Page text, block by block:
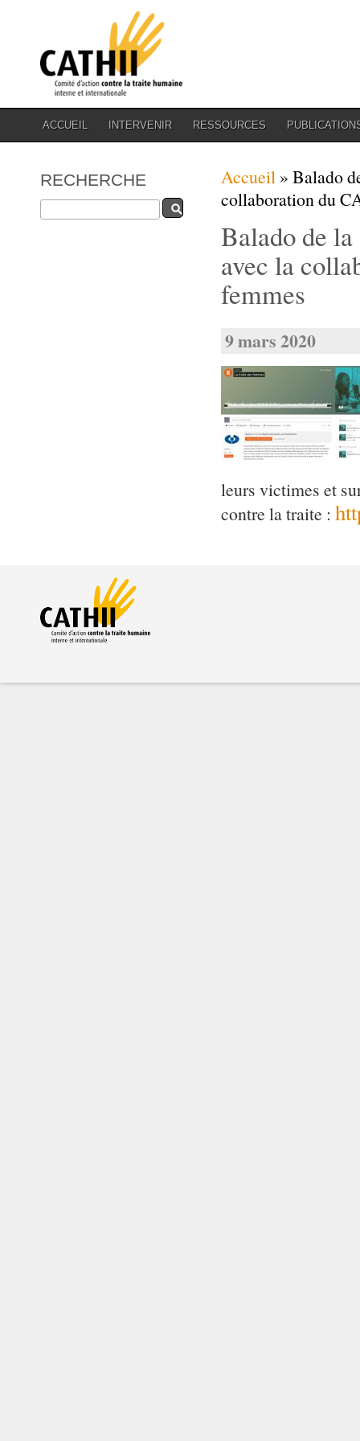
ACCUEIL INTERVENIR RESSOURCES
RECHERCHE
Rechercher
Vous êtes ici
Accueil » Balado
collaboration du
Balado de
avec la
femmes
9 mars 2020
leurs victimes et
contre la traite :